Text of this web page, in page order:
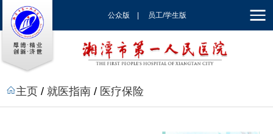
公众版 员工/学生版
| EN
主页 / 就医指南 / 医疗保险